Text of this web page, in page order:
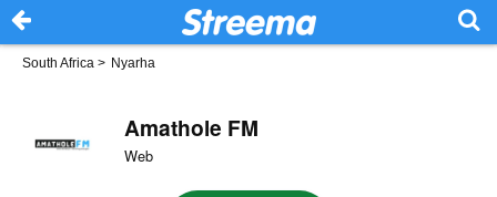
South Africa > Nyarha
Amathole FM
Web